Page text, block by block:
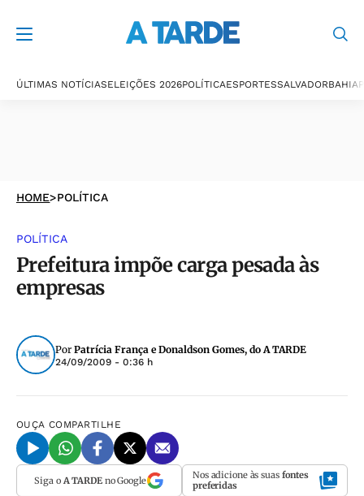
ÚLTIMAS NOTÍCIASELEIÇÕES 2026POLÍTICAESPORTESSALVADORBAHIA
HOME>POLÍTICA
POLÍTICA
Prefeitura impõe carga pesada às
empresas
Por Patrícia França e Donaldson Gomes, do A TARDE
24/09/2009 - 0:36 h
OUÇA COMPARTILHE
Siga o A TARDEno Google Nos adicione às suas fontes
preferidas